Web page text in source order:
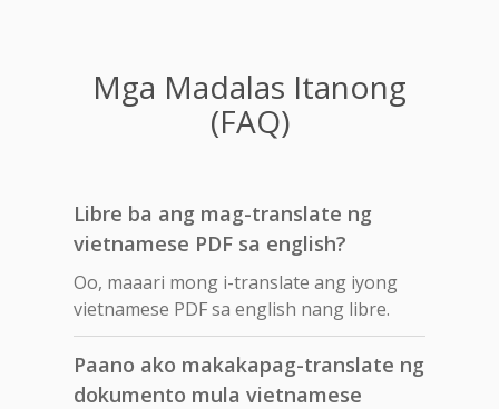
Mga Madalas Itanong
(FAQ)
Libre ba ang mag-translate ng
vietnamese PDF sa english?
Oo, maaari mong i-translate ang iyong
vietnamese PDF sa english nang libre.
Paano ako makakapag-translate ng
dokumento mula vietnamese